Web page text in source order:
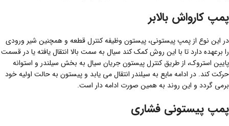
پمپ کارواش بالابر
در این نوع از پمپ پیستونی، پیستون وظیفه کنترل قطعه و همچنین شیر ورودی
را برعهده دارد تا با این روش کمک کند سیال به سمت بالا انتقال یافته یا در قسمت
پایین استروک، از طریق کنترل پیستون جریان سیال به بخش سیلندر و استوانه
حرکت کند. در ادامه مایع به سیلندر انتقال می یابد و پیستون به حالت اولیه خود
برمی گردد و این روند به همین صورت ادامه دار است.
پمپ پیستونی فشاری